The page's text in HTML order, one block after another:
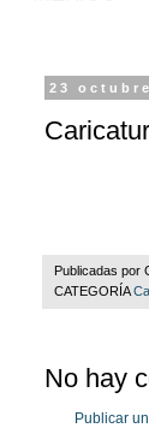
23
Publicadas por
CATEGORÍA
No hay
Publicar